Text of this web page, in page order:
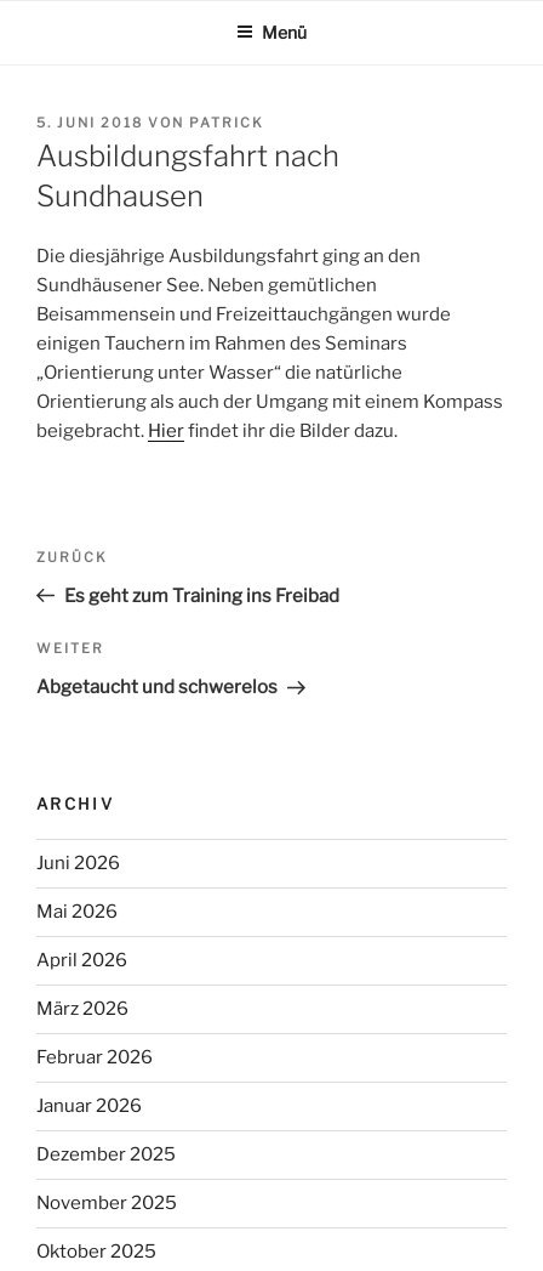
Menü
VERÖFFENTLICHT
AM
5. JUNI 2018 VON PATRICK
Ausbildungsfahrt nach
Sundhausen
Die diesjährige Ausbildungsfahrt ging an den
Sundhäusener See. Neben gemütlichen
Beisammensein und Freizeittauchgängen wurde
einigen Tauchern im Rahmen des Seminars
„Orientierung unter Wasser“ die natürliche
Orientierung als auch der Umgang mit einem Kompass
beigebracht. Hierfindet ihr die Bilder dazu.
Beitrags-
Vorheriger
Beitrag
ZURÜCK
Es geht zum Training ins Freibad
Nächster
Beitrag
WEITER
Abgetaucht und schwerelos
ARCHIV
Juni 2026
Mai 2026
April 2026
März 2026
Februar 2026
Januar 2026
Dezember 2025
November 2025
Oktober 2025